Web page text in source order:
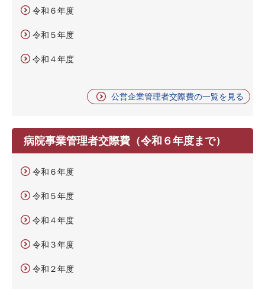
令和６年度
令和５年度
令和４年度
公営企業管理者交際費の一覧を見る
病院事業管理者交際費（令和６年度まで）
令和６年度
令和５年度
令和４年度
令和３年度
令和２年度